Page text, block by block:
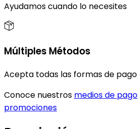
Ayudamos cuando lo necesites
Múltiples Métodos
Acepta todas las formas de pago
Conoce nuestros medios de pago
promociones